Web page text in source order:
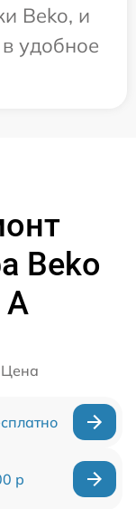
Beko, и
удобное
Beko
A
Цена
р